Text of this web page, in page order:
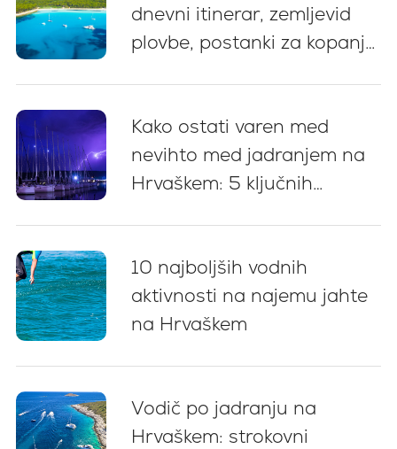
dnevni itinerar, zemljevid
plovbe, postanki za kopanje
Kako ostati varen med
nevihto med jadranjem na
Hrvaškem: 5 ključnih
10 najboljših vodnih
aktivnosti na najemu jahte
na Hrvaškem
Vodič po jadranju na
Hrvaškem: strokovni